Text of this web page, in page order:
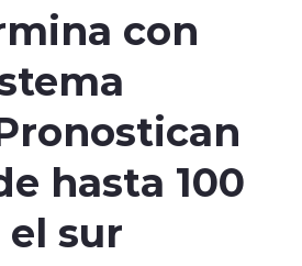
con
hasta 100
sur